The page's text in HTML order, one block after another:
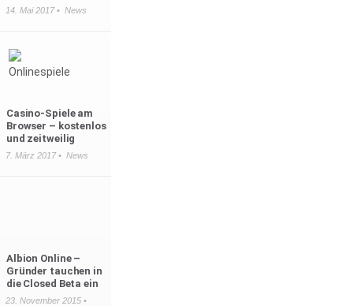
14. Mai 2017 • News
Casino-Spiele am
Browser – kostenlos
und zeitweilig
7. März 2017 • News
Albion Online –
Gründer tauchen in
die Closed Beta ein
23. November 2015 •